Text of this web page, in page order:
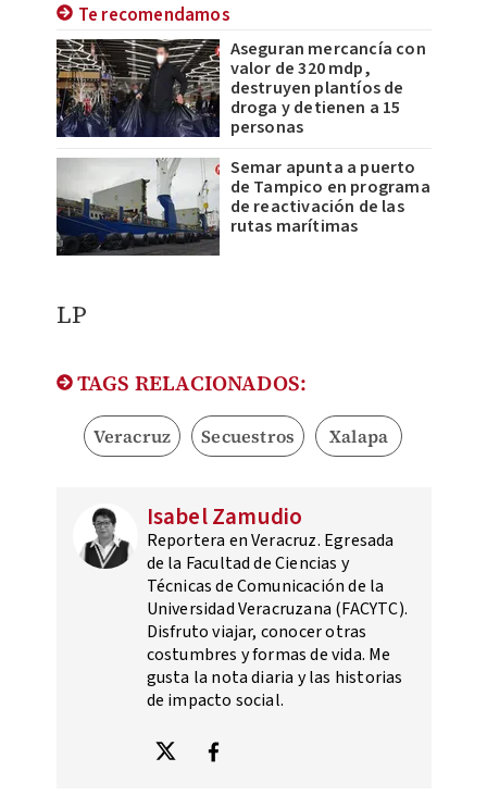
Te recomendamos
Aseguran mercancía con
valor de 320 mdp,
destruyen plantíos de
droga y detienen a 15
personas
Semar apunta a puerto
de Tampico en programa
de reactivación de las
rutas marítimas
LP
TAGS RELACIONADOS:
Veracruz Secuestros Xalapa
Isabel Zamudio
Reportera en Veracruz. Egresada
de la Facultad de Ciencias y
Técnicas de Comunicación de la
Universidad Veracruzana (FACYTC).
Disfruto viajar, conocer otras
costumbres y formas de vida. Me
gusta la nota diaria y las historias
de impacto social.